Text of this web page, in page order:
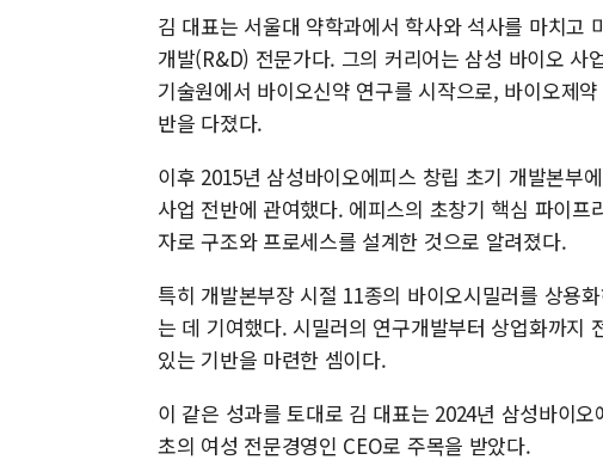
김 대표는 서울대 약학과에서 학사와 석사를 마치고
개발(R&D) 전문가다. 그의 커리어는 삼성 바이오
기술원에서 바이오신약 연구를 시작으로, 바이오제
반을 다졌다.
이후 2015년 삼성바이오에피스 창립 초기 개발본부
사업 전반에 관여했다. 에피스의 초창기 핵심 파이
자로 구조와 프로세스를 설계한 것으로 알려졌다.
특히 개발본부장 시절 11종의 바이오시밀러를 상용
는 데 기여했다. 시밀러의 연구개발부터 상업화까지
있는 기반을 마련한 셈이다.
이 같은 성과를 토대로 김 대표는 2024년 삼성바이
초의 여성 전문경영인 CEO로 주목을 받았다.